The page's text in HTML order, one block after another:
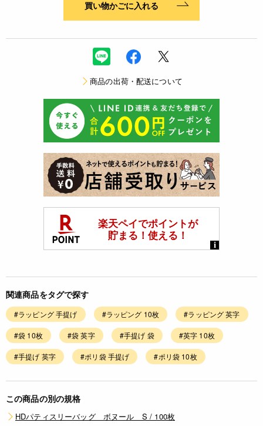
買い物かごに入れる
商品の出荷・配送について
関連商品をタグで探す
#ラッピング 手提げ #ラッピング 10枚 #ラッピング 英字
#袋 10枚 #袋 英字 #手提げ 袋 #英字 10枚
#手提げ 英字 #ポリ袋 手提げ #ポリ袋 10枚
この商品の別の規格
HDパティスリーバッグ ボヌール S / 100枚